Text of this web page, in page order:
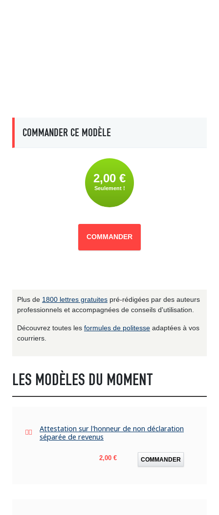
COMMANDER CE MODÈLE
2,00 €
Seulement !
COMMANDER
Plus de 1800 lettres gratuites pré-rédigées par des auteurs
professionnels et accompagnées de conseils d'utilisation.
Découvrez toutes les formules de politesse adaptées à vos
courriers.
LES MODÈLES DU MOMENT
Attestation sur l'honneur de non déclaration
séparée de revenus
Prix
2,00 € COMMANDER